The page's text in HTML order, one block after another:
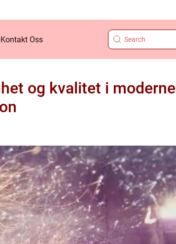
Kontakt Oss
og kvalitet i moderne